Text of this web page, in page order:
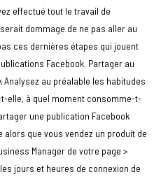
effectué tout le travail de
dommage de ne pas aller au
ces dernières étapes qui jouent
Facebook. Partager au
au préalable les habitudes
elle, à quel moment consomme-t-
une publication Facebook
que vous vendez un produit de
Manager de votre page >
jours et heures de connexion de